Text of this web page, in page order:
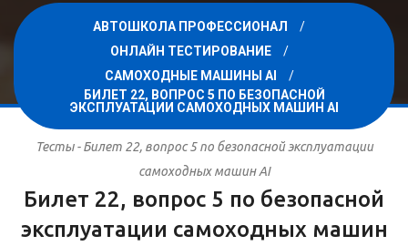
АВТОШКОЛА ПРОФЕССИОНАЛ
ОНЛАЙН ТЕСТИРОВАНИЕ
САМОХОДНЫЕ МАШИНЫ AI
БИЛЕТ 22, ВОПРОС 5 ПО БЕЗОПАСНОЙ
ЭКСПЛУАТАЦИИ САМОХОДНЫХ МАШИН AI
Тесты - Билет 22, вопрос 5 по безопасной эксплуатации
самоходных машин AI
Билет 22, вопрос 5 по безопасной
эксплуатации самоходных машин